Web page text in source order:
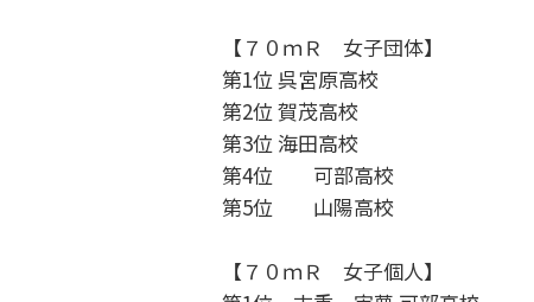
【７０ｍＲ 女子団体】
第1位 呉宮原高校
第2位 賀茂高校
第3位 海田高校
第4位 可部高校
第5位 山陽高校
【７０ｍＲ 女子個人】